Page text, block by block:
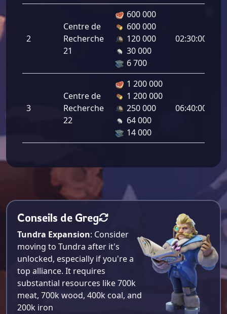
2
Centre de
Recherche
21
600 000
600 000
120 000
30 000
6 700
02:30:00
3
Centre de
Recherche
22
1 200 000
1 200 000
250 000
64 000
14 000
06:40:00
Conseils de Greg
Tundra Expansion: Consider
moving to Tundra after it's
unlocked, especially if you're a
top alliance. It requires
substantial resources like 700k
meat, 700k wood, 400k coal, and
200k iron​